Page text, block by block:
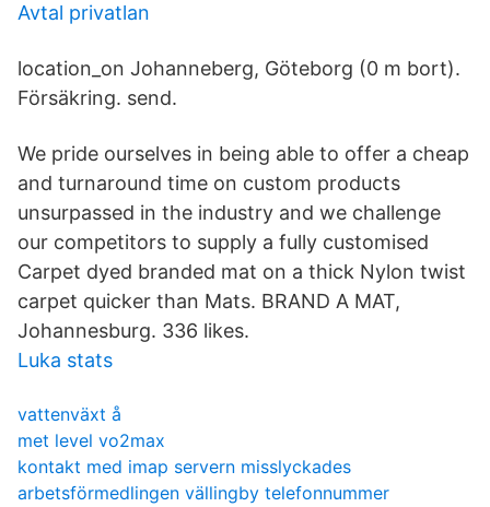
Avtal privatlan
location_on Johanneberg, Göteborg (0 m bort).
Försäkring. send.
We pride ourselves in being able to offer a cheap
and turnaround time on custom products
unsurpassed in the industry and we challenge
our competitors to supply a fully customised
Carpet dyed branded mat on a thick Nylon twist
carpet quicker than Mats. BRAND A MAT,
Johannesburg. 336 likes.
Luka stats
vattenväxt å
met level vo2max
kontakt med imap servern misslyckades
arbetsförmedlingen vällingby telefonnummer